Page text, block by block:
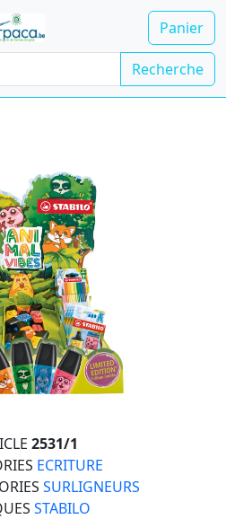
Panier
Recherche
2531/1
ECRITURE
SURLIGNEURS
STABILO